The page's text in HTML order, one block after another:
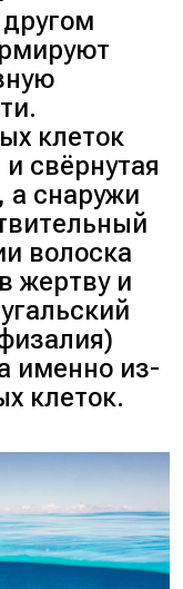
клеток
свёрнутая
а снаружи
волоска
жертву и
именно из-
клеток.